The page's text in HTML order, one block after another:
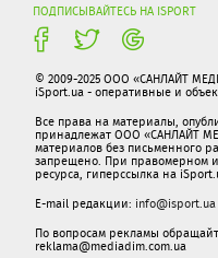
ПОДПИСЫВАЙТЕСЬ НА ISPORT
© 2009-2025 ООО «САНЛАЙТ
iSport.ua - оперативные и
Все права на материалы,
принадлежат ООО «САНЛАЙТ
материалов без письменного
запрещено. При правомерном
ресурса, гиперссылка на
E-mail редакции: info@isport.ua
По вопросам рекламы
reklama@mediadim.com.ua